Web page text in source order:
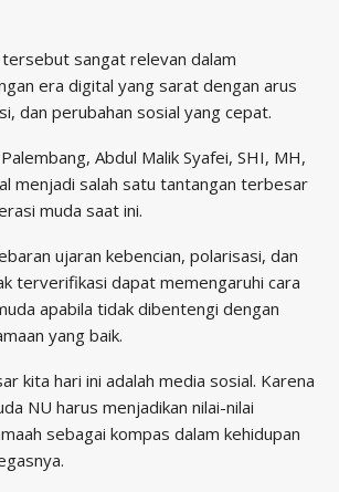
tersebut sangat relevan dalam
era digital yang sarat dengan arus
dan perubahan sosial yang cepat.
Abdul Malik Syafei, SHI, MH,
menjadi salah satu tantangan terbesar
muda saat ini.
ujaran kebencian, polarisasi, dan
terverifikasi dapat memengaruhi cara
apabila tidak dibentengi dengan
yang baik.
kita hari ini adalah media sosial. Karena
NU harus menjadikan nilai-nilai
sebagai kompas dalam kehidupan